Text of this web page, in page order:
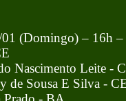
(Domingo) – 16h
Nascimento Leite -
de Sousa E Silva -